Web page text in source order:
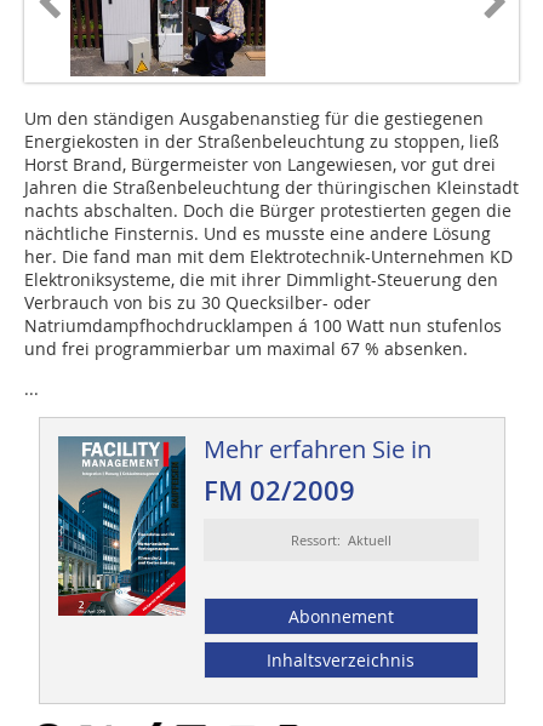
Um den ständigen Ausgabenanstieg für die gestiegenen
Energiekosten in der Straßenbeleuchtung zu stoppen, ließ
Horst Brand, Bürgermeister von Langewiesen, vor gut drei
Jahren die Straßenbeleuchtung der thüringischen Kleinstadt
nachts abschalten. Doch die Bürger protestierten gegen die
nächtliche Finsternis. Und es musste eine andere ­Lösung
her. Die fand man mit dem ­Elektrotechnik-Unternehmen KD
Elektroniksysteme, die mit ihrer Dimmlight-Steuerung den
Verbrauch von bis zu 30 Quecksilber- oder
Natriumdampfhochdrucklampen á 100 Watt nun stufenlos
und frei programmierbar um maximal 67 % absenken.
...
Mehr erfahren Sie in
FM 02/2009
Ressort: Aktuell
Abonnement
Inhaltsverzeichnis